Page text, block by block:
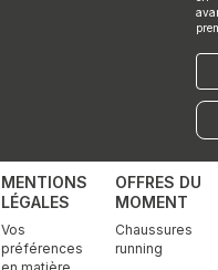
MENTIONS
LÉGALES
Vos
préférences
OFFRES DU
MOMENT
Chaussures
running